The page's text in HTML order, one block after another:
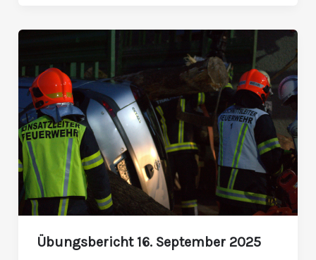
Übungsbericht 16. September 2025
September
2025